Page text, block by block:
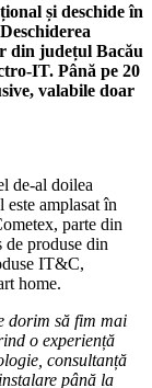
și deschide în
din județul Bacău
IT. Până pe 20
valabile doar
de-al doilea
amplasat în
parte din
de produse din
IT&C,
home.
dorim să fim mai
o experiență
consultanță
instalare până la